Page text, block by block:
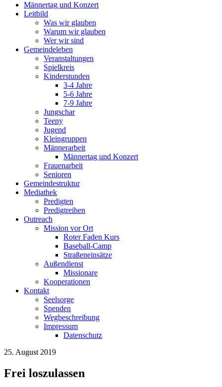
Männertag und Konzert
Leitbild
Was wir glauben
Warum wir glauben
Wer wir sind
Gemeindeleben
Veranstaltungen
Spielkreis
Kinderstunden
3-4 Jahre
5-6 Jahre
7-9 Jahre
Jungschar
Teeny
Jugend
Kleingruppen
Männerarbeit
Männertag und Konzert
Frauenarbeit
Senioren
Gemeindestruktur
Mediathek
Predigten
Predigtreihen
Outreach
Mission vor Ort
Roter Faden Kurs
Baseball-Camp
Straßeneinsätze
Außendienst
Missionare
Kooperationen
Kontakt
Seelsorge
Spenden
Wegbeschreibung
Impressum
Datenschutz
25. August 2019
Frei loszulassen